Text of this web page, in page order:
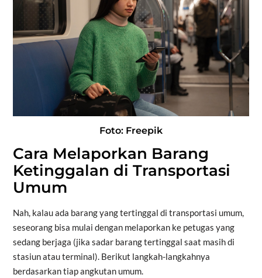
Foto: Freepik
Cara Melaporkan Barang
Ketinggalan di Transportasi
Umum
Nah, kalau ada barang yang tertinggal di transportasi umum,
seseorang bisa mulai dengan melaporkan ke petugas yang
sedang berjaga (jika sadar barang tertinggal saat masih di
stasiun atau terminal). Berikut langkah-langkahnya
berdasarkan tiap angkutan umum.